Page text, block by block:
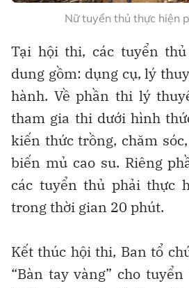
Nữ tuyển thủ thực hiện
Tại hội thi, các tuyển
dung gồm: dụng cụ, lý
hành. Về phần thi lý
tham gia thi dưới hình
kiến thức trồng, chăm
biến mủ cao su. Riêng
các tuyển thủ phải thực
trong thời gian 20 phút.
Kết thúc hội thi, Ban tổ
“Bàn tay vàng” cho